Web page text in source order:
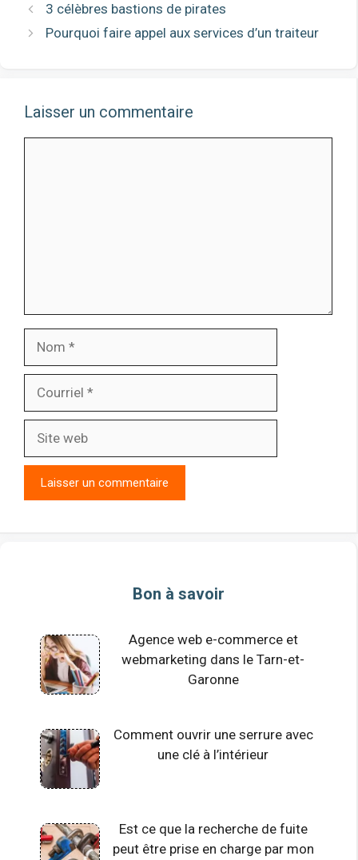
3 célèbres bastions de pirates
Pourquoi faire appel aux services d’un traiteur
Laisser un commentaire
Bon à savoir
Agence web e-commerce et
webmarketing dans le Tarn-et-
Garonne
Comment ouvrir une serrure avec
une clé à l’intérieur
Est ce que la recherche de fuite
peut être prise en charge par mon